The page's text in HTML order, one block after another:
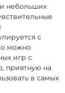
небольших
с
можно
игр с
приятную на
в самых